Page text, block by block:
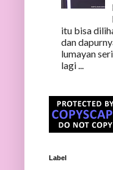
itu bisa
dan
lumayan
lagi ...
Label